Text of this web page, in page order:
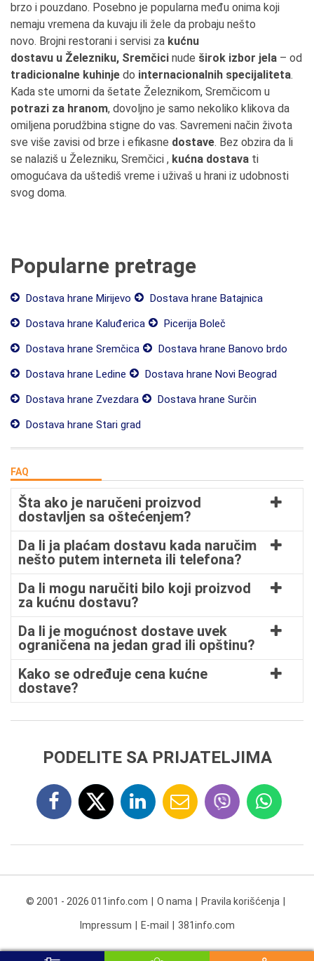
brzo i pouzdano. Posebno je popularna među onima koji
nemaju vremena da kuvaju ili žele da probaju nešto
novo. Brojni restorani i servisi za kućnu
dostavu u Železniku, Sremčici nude širok izbor jela – od
tradicionalne kuhinje do internacionalnih specijaliteta.
Kada ste umorni da šetate Železnikom, Sremčicom u
potrazi za hranom, dovoljno je samo nekoliko klikova da
omiljena porudžbina stigne do vas. Savremeni način života
sve više zavisi od brze i efikasne dostave. Bez obzira da li
se nalaziš u Železniku, Sremčici , kućna dostava ti
omogućava da uštediš vreme i uživaš u hrani iz udobnosti
svog doma.
Popularne pretrage
Dostava hrane Mirijevo
Dostava hrane Batajnica
Dostava hrane Kaluđerica
Picerija Boleč
Dostava hrane Sremčica
Dostava hrane Banovo brdo
Dostava hrane Ledine
Dostava hrane Novi Beograd
Dostava hrane Zvezdara
Dostava hrane Surčin
Dostava hrane Stari grad
FAQ
Šta ako je naručeni proizvod
dostavljen sa oštećenjem?
Da li ja plaćam dostavu kada naručim
nešto putem interneta ili telefona?
Da li mogu naručiti bilo koji proizvod
za kućnu dostavu?
Da li je mogućnost dostave uvek
ograničena na jedan grad ili opštinu?
Kako se određuje cena kućne
dostave?
PODELITE SA PRIJATELJIMA
© 2001 - 2026 011info.com O nama Pravila korišćenja
Impressum E-mail 381info.com